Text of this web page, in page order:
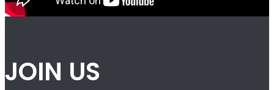
JOIN US